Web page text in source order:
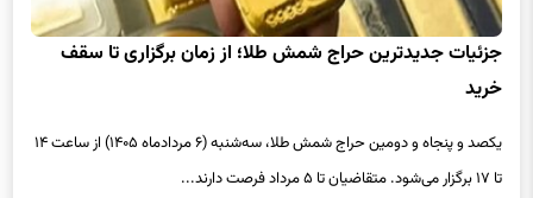
جزئیات جدیدترین حراج شمش طلا؛ از زمان برگزاری تا سقف
خرید
تا ۱۷ برگزار می‌شود. متقاضیان تا ۵ مرداد فرصت دارند...
4 ساعت پیش